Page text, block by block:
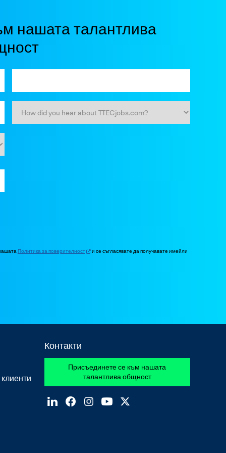
нашата талантлива
Политика за поверителност и се съгласявате да получавате имейли
Контакти
Присъединете се към нашата
талантлива общност